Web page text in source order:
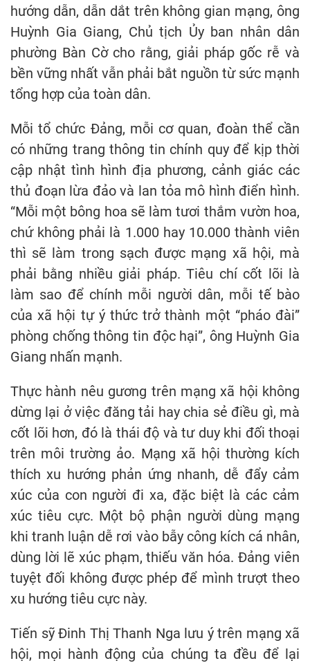
hướng dẫn, dẫn dắt trên không gian mạng, ông
Huỳnh Gia Giang, Chủ tịch Ủy ban nhân dân
phường Bàn Cờ cho rằng, giải pháp gốc rễ và
bền vững nhất vẫn phải bắt nguồn từ sức mạnh
tổng hợp của toàn dân.
Mỗi tổ chức Đảng, mỗi cơ quan, đoàn thể cần
có những trang thông tin chính quy để kịp thời
cập nhật tình hình địa phương, cảnh giác các
thủ đoạn lừa đảo và lan tỏa mô hình điển hình.
“Mỗi một bông hoa sẽ làm tươi thắm vườn hoa,
chứ không phải là 1.000 hay 10.000 thành viên
thì sẽ làm trong sạch được mạng xã hội, mà
phải bằng nhiều giải pháp. Tiêu chí cốt lõi là
làm sao để chính mỗi người dân, mỗi tế bào
của xã hội tự ý thức trở thành một “pháo đài”
phòng chống thông tin độc hại”, ông Huỳnh Gia
Giang nhấn mạnh.
Thực hành nêu gương trên mạng xã hội không
dừng lại ở việc đăng tải hay chia sẻ điều gì, mà
cốt lõi hơn, đó là thái độ và tư duy khi đối thoại
trên môi trường ảo. Mạng xã hội thường kích
thích xu hướng phản ứng nhanh, dễ đẩy cảm
xúc của con người đi xa, đặc biệt là các cảm
xúc tiêu cực. Một bộ phận người dùng mạng
khi tranh luận dễ rơi vào bẫy công kích cá nhân,
dùng lời lẽ xúc phạm, thiếu văn hóa. Đảng viên
tuyệt đối không được phép để mình trượt theo
xu hướng tiêu cực này.
Tiến sỹ Đinh Thị Thanh Nga lưu ý trên mạng xã
hội, mọi hành động của chúng ta đều để lại